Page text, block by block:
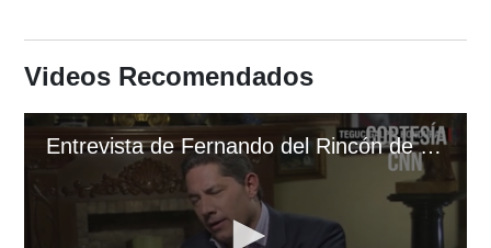
Videos Recomendados
Entrevista de Fernando del Rincón de CNN al expresidente Porfirio Lobo Sosa